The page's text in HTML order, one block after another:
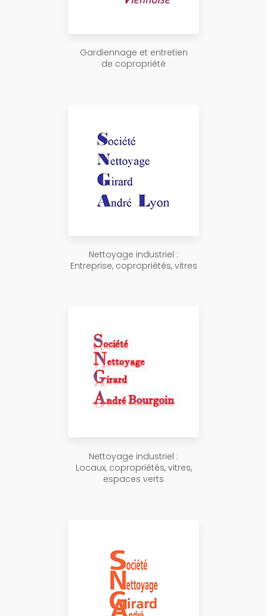
Gardiennage et entretien
de copropriété
Nettoyage industriel :
Entreprise, copropriétés, vitres
Nettoyage industriel :
Locaux, copropriétés, vitres,
espaces verts